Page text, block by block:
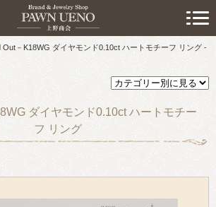
Out－K18WG ダイヤモンド0.10ct ハートモチーフ リング -
ダイヤモンド0.10ct ハートモチー
フ リング
> 初めての方へ
> 預けたい方
> 売りたい方
> 買いたい方
> 取り扱い品目